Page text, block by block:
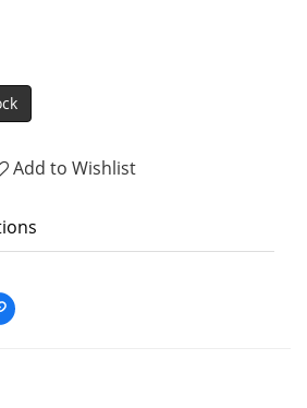
Add to Wishlist